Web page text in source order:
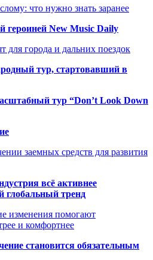
что нужно знать заранее
героиней New Music Daily
для города и дальних поездок
тур, стартовавший в
тур “Don’t Look Down
заемных средств для развития
всё активнее
глобальный тренд
изменения помогают
и комфортнее
становится обязательным